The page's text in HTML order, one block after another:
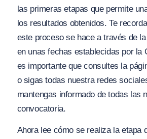
las primeras etapas que permite
los resultados obtenidos. Te
este proceso se hace a través de
en unas fechas establecidas por la
es importante que consultes la
o sigas todas nuestra redes
mantengas informado de todas las
convocatoria.
Ahora lee cómo se realiza la etapa